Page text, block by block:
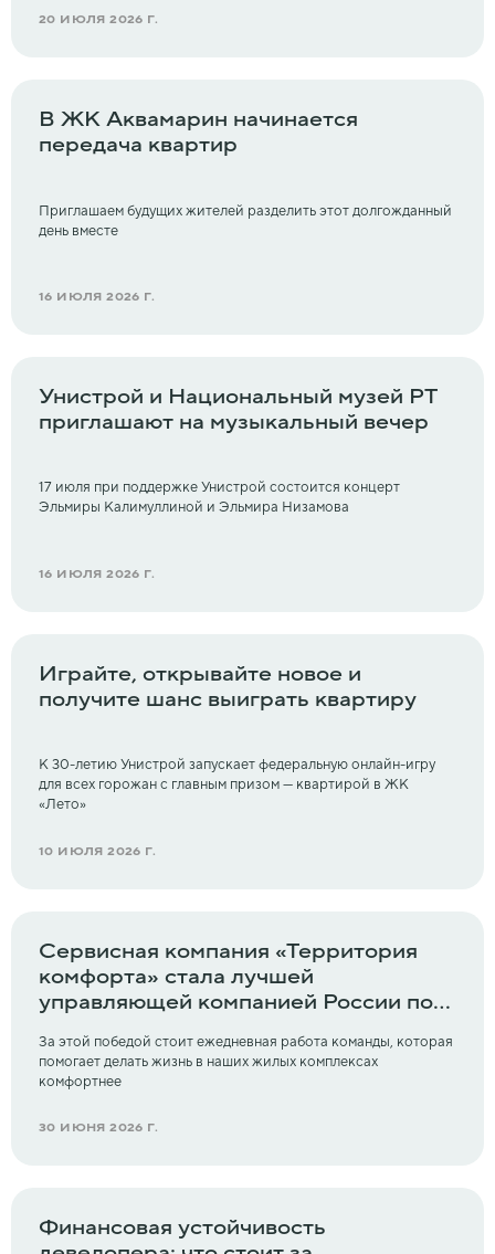
20 ИЮЛЯ 2026 Г.
В ЖК Аквамарин начинается
передача квартир
Приглашаем будущих жителей разделить этот долгожданный
день вместе
16 ИЮЛЯ 2026 Г.
Унистрой и Национальный музей РТ
приглашают на музыкальный вечер
17 июля при поддержке Унистрой состоится концерт
Эльмиры Калимуллиной и Эльмира Низамова
16 ИЮЛЯ 2026 Г.
Играйте, открывайте новое и
получите шанс выиграть квартиру
К 30-летию Унистрой запускает федеральную онлайн-игру
для всех горожан с главным призом — квартирой в ЖК
«Лето»
10 ИЮЛЯ 2026 Г.
Сервисная компания «Территория
комфорта» стала лучшей
управляющей компанией России по
За этой победой стоит ежедневная работа команды, которая
помогает делать жизнь в наших жилых комплексах
комфортнее
30 ИЮНЯ 2026 Г.
Финансовая устойчивость